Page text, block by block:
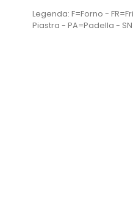
Legenda: F=Forno -
Piastra - PA=Padella -